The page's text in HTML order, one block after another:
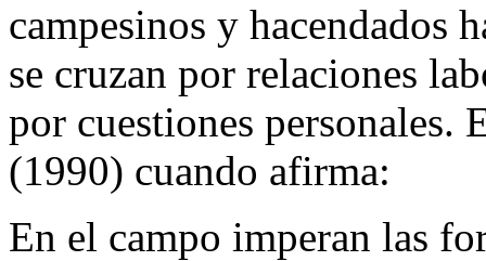
campesinos y hacendados
se cruzan por relaciones
por cuestiones personales.
(1990) cuando afirma:
En el campo imperan las